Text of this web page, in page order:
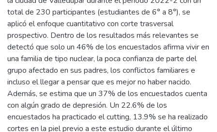
total de 230 participantes (estudiantes de 6° a 8°), se
aplicó el enfoque cuantitativo con corte trasversal
prospectivo. Dentro de los resultados más relevantes se
detectó que solo un 46% de los encuestados afirma vivir en
una familia de tipo nuclear, la poca confianza de parte del
grupo afectado en sus padres, los conflictos familiares e
incluso el llegar a pensar que es mejor no haber nacido.
Además, se estima que un 37% de los encuestados cuenta
con algún grado de depresión. Un 22.6% de los
encuestados ha practicado el cutting, 13.9% se ha realizado
cortes en la piel previo a este estudio durante el último